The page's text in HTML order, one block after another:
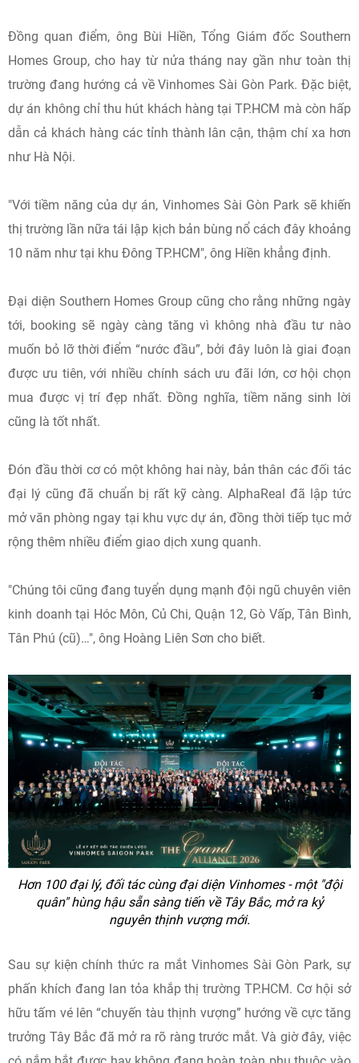
Đồng quan điểm, ông Bùi Hiền, Tổng Giám đốc Southern
Homes Group, cho hay từ nửa tháng nay gần như toàn thị
trường đang hướng cả về Vinhomes Sài Gòn Park. Đặc biệt,
dự án không chỉ thu hút khách hàng tại TP.HCM mà còn hấp
dẫn cả khách hàng các tỉnh thành lân cận, thậm chí xa hơn
như Hà Nội.
"Với tiềm năng của dự án, Vinhomes Sài Gòn Park sẽ khiến
thị trường lần nữa tái lập kịch bản bùng nổ cách đây khoảng
10 năm như tại khu Đông TP.HCM", ông Hiền khẳng định.
Đại diện Southern Homes Group cũng cho rằng những ngày
tới, booking sẽ ngày càng tăng vì không nhà đầu tư nào
muốn bỏ lỡ thời điểm “nước đầu”, bởi đây luôn là giai đoạn
được ưu tiên, với nhiều chính sách ưu đãi lớn, cơ hội chọn
mua được vị trí đẹp nhất. Đồng nghĩa, tiềm năng sinh lời
cũng là tốt nhất.
Đón đầu thời cơ có một không hai này, bản thân các đối tác
đại lý cũng đã chuẩn bị rất kỹ càng. AlphaReal đã lập tức
mở văn phòng ngay tại khu vực dự án, đồng thời tiếp tục mở
rộng thêm nhiều điểm giao dịch xung quanh.
"Chúng tôi cũng đang tuyển dụng mạnh đội ngũ chuyên viên
kinh doanh tại Hóc Môn, Củ Chi, Quận 12, Gò Vấp, Tân Bình,
Tân Phú (cũ)…", ông Hoàng Liên Sơn cho biết.
Hơn 100 đại lý, đối tác cùng đại diện Vinhomes - một "đội
quân" hùng hậu sẵn sàng tiến về Tây Bắc, mở ra kỷ
nguyên thịnh vượng mới.
Sau sự kiện chính thức ra mắt Vinhomes Sài Gòn Park, sự
phấn khích đang lan tỏa khắp thị trường TP.HCM. Cơ hội sở
hữu tấm vé lên “chuyến tàu thịnh vượng” hướng về cực tăng
trưởng Tây Bắc đã mở ra rõ ràng trước mắt. Và giờ đây, việc